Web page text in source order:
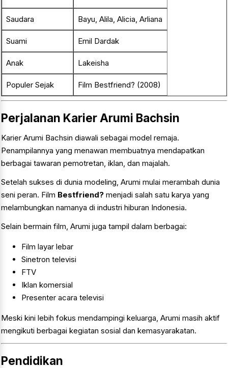
Saudara Bayu, Alila, Alicia, Arliana
Suami Emil Dardak
Anak Lakeisha
Populer Sejak Film Bestfriend? (2008)
Perjalanan Karier Arumi Bachsin
Karier Arumi Bachsin diawali sebagai model remaja.
Penampilannya yang menawan membuatnya mendapatkan
berbagai tawaran pemotretan, iklan, dan majalah.
Setelah sukses di dunia modeling, Arumi mulai merambah dunia
seni peran. Film Bestfriend? menjadi salah satu karya yang
melambungkan namanya di industri hiburan Indonesia.
Selain bermain film, Arumi juga tampil dalam berbagai:
Film layar lebar
Sinetron televisi
FTV
Iklan komersial
Presenter acara televisi
Meski kini lebih fokus mendampingi keluarga, Arumi masih aktif
mengikuti berbagai kegiatan sosial dan kemasyarakatan.
Pendidikan